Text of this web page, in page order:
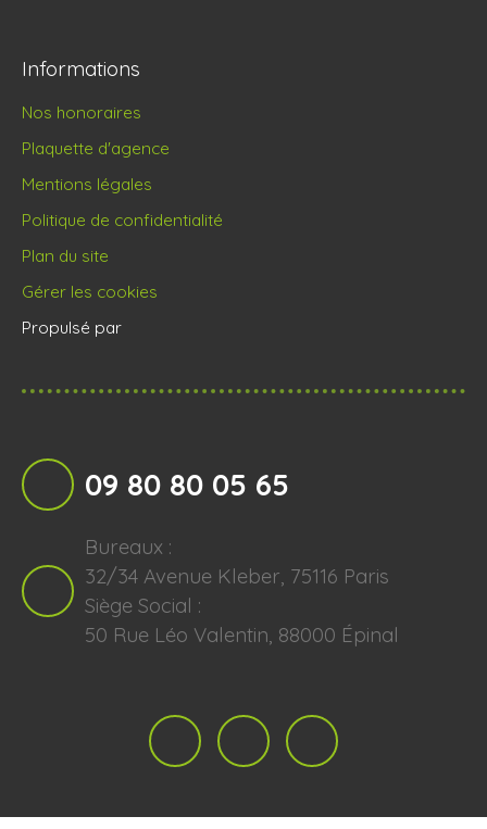
Informations
Nos honoraires
Plaquette d'agence
Mentions légales
Politique de confidentialité
Plan du site
Gérer les cookies
Propulsé par
09 80 80 05 65
Bureaux :
32/34 Avenue Kleber, 75116 Paris
Siège Social :
50 Rue Léo Valentin, 88000 Épinal